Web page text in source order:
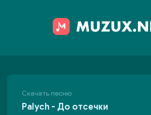
Скачать песню
Palych - До отсечки